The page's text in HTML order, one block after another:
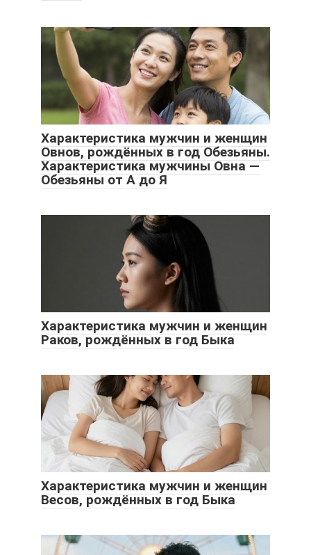
Характеристика мужчин и женщин
Овнов, рождённых в год Обезьяны.
Характеристика мужчины Овна —
Обезьяны от А до Я
Характеристика мужчин и женщин
Раков, рождённых в год Быка
Характеристика мужчин и женщин
Весов, рождённых в год Быка